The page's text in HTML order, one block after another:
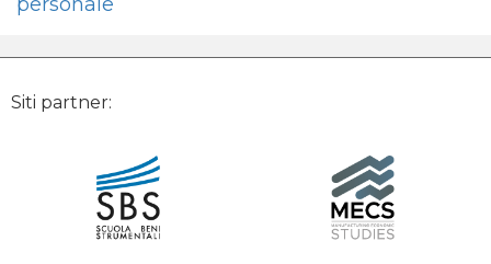
Siti partner: